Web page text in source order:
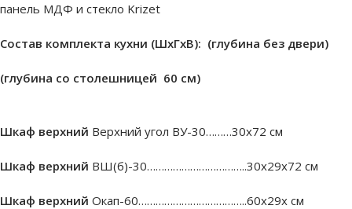
панель МДФ и стекло Krizet
Состав комплекта кухни (ШxГxВ): (глубина без двери)
(глубина со столешницей 60 см)
Шкаф верхний Верхний угол ВУ-30………30х72 см
Шкаф верхний ВШ(б)-30……………………………..30х29х72 см
Шкаф верхний Окап-60………………………………..60х29х см